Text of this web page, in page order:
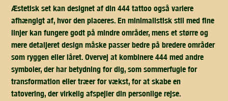
Æstetisk set kan designet af din 444 tattoo også variere
afhængigt af, hvor den placeres. En minimalistisk stil med fine
linjer kan fungere godt på mindre områder, mens et større og
mere detaljeret design måske passer bedre på bredere områder
som ryggen eller låret. Overvej at kombinere 444 med andre
symboler, der har betydning for dig, som sommerfugle for
transformation eller træer for vækst, for at skabe en
tatovering, der virkelig afspejler din personlige rejse.